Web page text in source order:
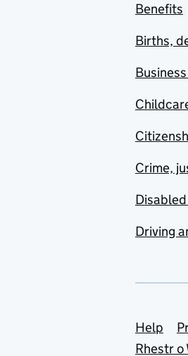
Benefits
Births,
Crime,
Driving
Help
Rhestr o